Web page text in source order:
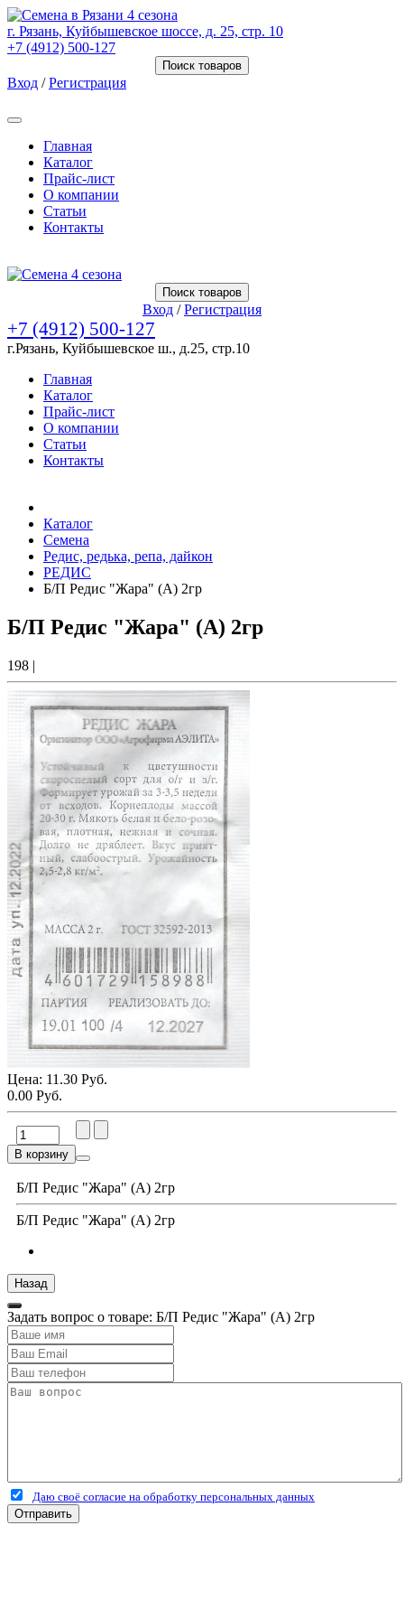
г. Рязань, Куйбышевское шоссе, д. 25, стр. 10
+7 (4912) 500-127
Поиск товаров
Вход /Регистрация
Главная
Каталог
Прайс-лист
О компании
Статьи
Контакты
Поиск товаров
Вход /Регистрация
+7 (4912) 500-127
г.Рязань, Куйбышевское ш., д.25, стр.10
Главная
Каталог
Прайс-лист
О компании
Статьи
Контакты
Каталог
Семена
Редис, редька, репа, дайкон
РЕДИС
Б/П Редис "Жара" (А) 2гр
Б/П Редис "Жара" (А) 2гр
198 |
Цена: 11.30 Руб.
0.00 Руб.
В корзину
Б/П Редис "Жара" (А) 2гр
Б/П Редис "Жара" (А) 2гр
Задать вопрос о товаре: Б/П Редис "Жара" (А) 2гр
Даю своё согласие на обработку персональных данных
Отправить